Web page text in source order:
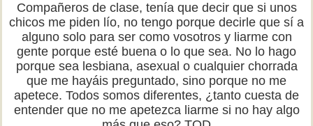
Compañeros de clase, tenía que decir que si unos
chicos me piden lío, no tengo porque decirle que sí a
alguno solo para ser como vosotros y liarme con
gente porque esté buena o lo que sea. No lo hago
porque sea lesbiana, asexual o cualquier chorrada
que me hayáis preguntado, sino porque no me
apetece. Todos somos diferentes, ¿tanto cuesta de
entender que no me apetezca liarme si no hay algo